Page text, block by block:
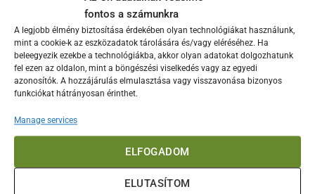
fontos a számunkra
A legjobb élmény biztosítása érdekében olyan technológiákat használunk,
mint a cookie-k az eszközadatok tárolására és/vagy eléréséhez. Ha
beleegyezik ezekbe a technológiákba, akkor olyan adatokat dolgozhatunk
fel ezen az oldalon, mint a böngészési viselkedés vagy az egyedi
azonosítók. A hozzájárulás elmulasztása vagy visszavonása bizonyos
funkciókat hátrányosan érinthet.
Manage services
ELFOGADOM
ELUTASÍTOM
Bemutatkozik a Witt eGNITE Control 13” Az elmúlt években a házi